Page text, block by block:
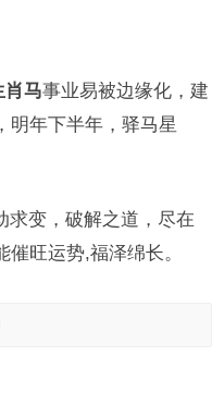
肖马事业易被边缘化，建
明年下半年，驿马星
求变，破解之道，尽在
旺运势,福泽绵长。